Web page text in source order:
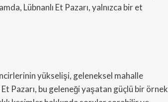
Lübnanlı Et Pazarı, yalnızca bir et
yükselişi, geleneksel mahalle
Pazarı, bu geleneği yaşatan güçlü bir örnek